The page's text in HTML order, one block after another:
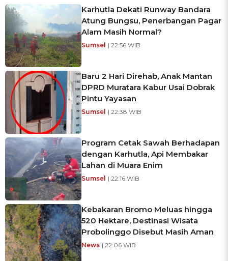
Karhutla Dekati Runway Bandara
Atung Bungsu, Penerbangan Pagar
Alam Masih Normal?
Sumsel | 22:56 WIB
Baru 2 Hari Direhab, Anak Mantan
DPRD Muratara Kabur Usai Dobrak
Pintu Yayasan
Sumsel | 22:38 WIB
Program Cetak Sawah Berhadapan
dengan Karhutla, Api Membakar
Lahan di Muara Enim
Sumsel | 22:16 WIB
Kebakaran Bromo Meluas hingga
520 Hektare, Destinasi Wisata
Probolinggo Disebut Masih Aman
News | 22:06 WIB